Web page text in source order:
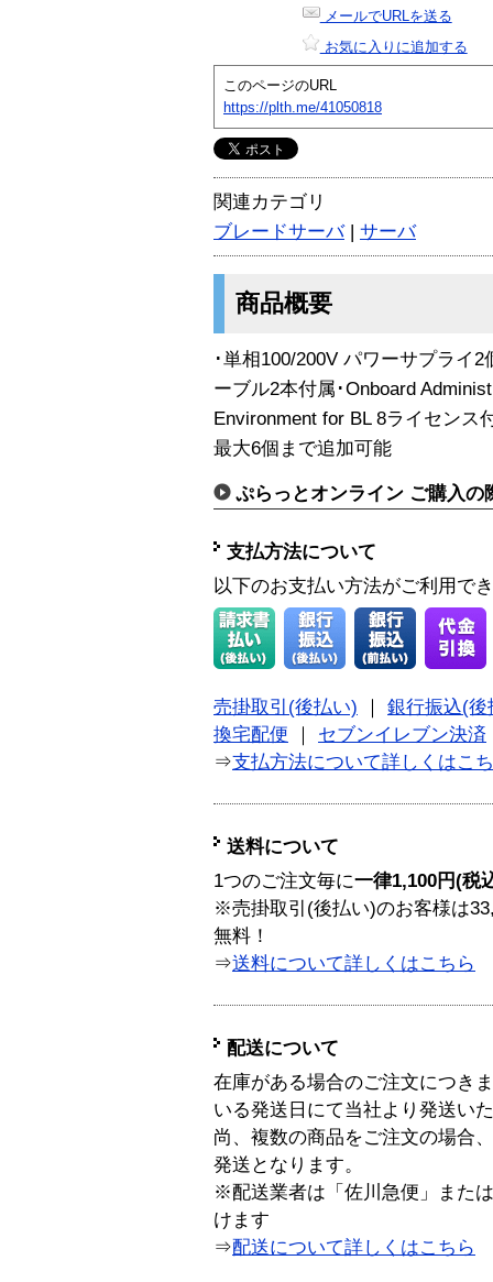
メールでURLを送る
お気に入りに追加する
このページのURL
https://plth.me/41050818
関連カテゴリ
ブレードサーバ| サーバ
商品概要
･単相100/200V パワーサプライ
ーブル2本付属･Onboard
Environment for BL 8ライセンス
最大6個まで追加可能
ぷらっとオンライン ご購入の
支払方法について
以下のお支払い方法がご利用で
売掛取引(後払い)
銀行振込(後
換宅配便
セブンイレブン決済
⇒支払方法について詳しくはこ
送料について
1つのご注文毎に一律1,100円(税
※売掛取引(後払い)のお客様は
無料！
⇒送料について詳しくはこちら
配送について
在庫がある場合のご注文につき
いる発送日にて当社より発送い
尚、複数の商品をご注文の場合
発送となります。
※配送業者は「佐川急便」また
けます
⇒配送について詳しくはこちら